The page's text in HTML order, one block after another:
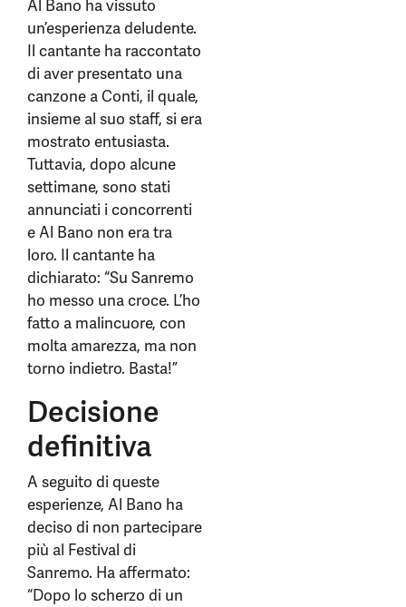
Al Bano ha vissuto
un’esperienza deludente.
Il cantante ha raccontato
di aver presentato una
canzone a Conti, il quale,
insieme al suo staff, si era
mostrato entusiasta.
Tuttavia, dopo alcune
settimane, sono stati
annunciati i concorrenti
e Al Bano non era tra
loro. Il cantante ha
dichiarato: “Su Sanremo
ho messo una croce. L’ho
fatto a malincuore, con
molta amarezza, ma non
torno indietro. Basta!”
Decisione
definitiva
A seguito di queste
esperienze, Al Bano ha
deciso di non partecipare
più al Festival di
Sanremo. Ha affermato:
“Dopo lo scherzo di un